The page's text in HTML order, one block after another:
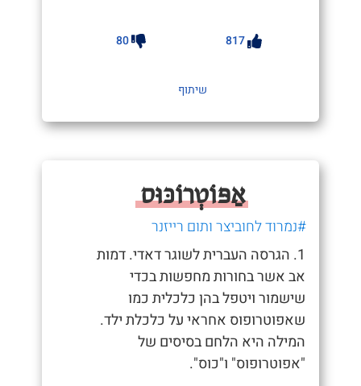
817
80
שיתוף
אַפּוֹטְרוֹכּוּס
#נמרוד לחוביצר ותום רייזנר
1. הגרסה העברית לשוגר דאדי. דמות
אב אשר בחורות מחפשות בכדי
שישמור ויטפל בהן כלכלית כמו
שאפוטרופוס אחראי על כלכלת ילד.
המילה היא הלחם בסיסים של
"אפוטרופוס" ו"כוס".